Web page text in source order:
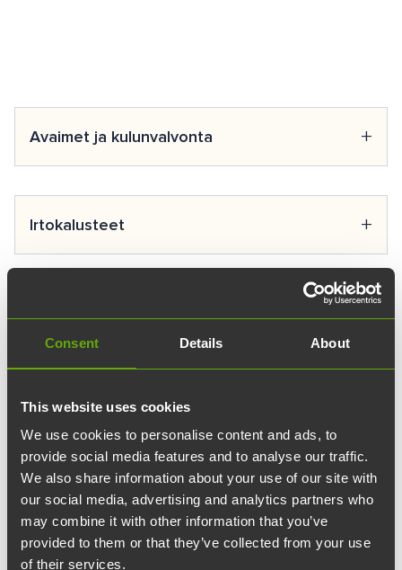
Consent Details About
This website uses cookies
We use cookies to personalise content and ads, to
provide social media features and to analyse our traffic.
We also share information about your use of our site with
our social media, advertising and analytics partners who
may combine it with other information that you’ve
provided to them or that they’ve collected from your use
of their services.
Avaimet ja kulunvalvonta +
Kaikki avaimiin ja kulkuoikeuksiin liittyvät kysymykset
ja vuokralaisten avaintilaukset hoidetaan osoitteesta
Irtokalusteet +
Teknologiakiinteistöjen kautta on mahdollista vuokrata
irtokalusteita omien toiveidensa mukaisesti. Mikäli
tarjousta, olethan yhteydessä yrityksesi asiakkuudesta
vastaavaan henkilöön Teknologiakiinteistöissä.
+
Haluatko järjestää tapahtuman, webinaarin tai
erikokoisia tiloja, jotka taipuvat tapahtumaan kuin
tapahtumaan. Tutustu tiloihin, palveluihin tai ota
yhteyttämyyntipalveluun.
Kierrätys
Teknologiakiinteistöjen siivouskumppani Coor
toimittaa asiakkaiden lajittelemat jätteet
kierrätys-/jätepisteelle jakeiden mukaan. Siistijät
joutuvat kuitenkin rajallisen tilan vuoksi yhdistämään
jakeita kärryissä, mutta ne lajitellaan kierrätyspisteellä
Kiinteistönhuolto +
Kiinteistönhuollosta ja kulunvalvonnasta